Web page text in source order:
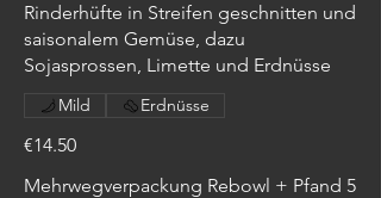
Rinderhüfte in Streifen geschnitten und
saisonalem Gemüse, dazu
Sojasprossen, Limette und Erdnüsse
€14.50
Mild Erdnüsse
Mehrwegverpackung Rebowl + Pfand 5